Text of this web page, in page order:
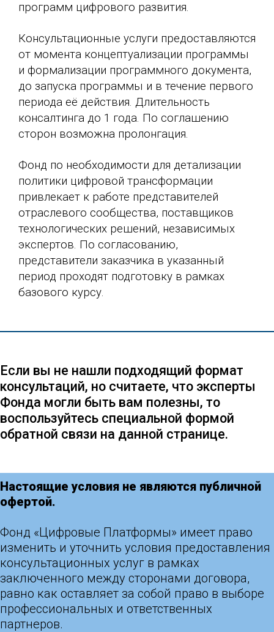
программ цифрового развития.
Консультационные услуги предоставляются
от момента концептуализации программы
и формализации программного документа,
до запуска программы и в течение первого
периода её действия. Длительность
консалтинга до 1 года. По соглашению
сторон возможна пролонгация.
Фонд по необходимости для детализации
политики цифровой трансформации
привлекает к работе представителей
отраслевого сообщества, поставщиков
технологических решений, независимых
экспертов. По согласованию,
представители заказчика в указанный
период проходят подготовку в рамках
базового курсу.
Если вы не нашли подходящий формат
консультаций, но считаете, что эксперты
Фонда могли быть вам полезны, то
воспользуйтесь специальной формой
обратной связи на данной странице.
Настоящие условия не являются публичной
офертой.
Фонд «Цифровые Платформы» имеет право
изменить и уточнить условия предоставления
консультационных услуг в рамках
заключенного между сторонами договора,
равно как оставляет за собой право в выборе
профессиональных и ответственных
партнеров.